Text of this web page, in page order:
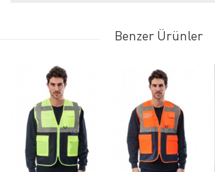
Benzer Ürünler